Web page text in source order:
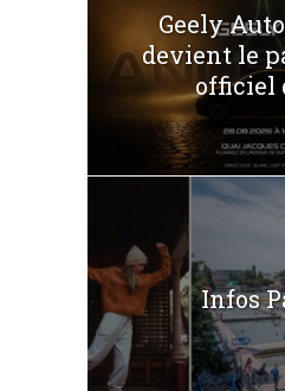
Geely
devient le
officiel
Infos